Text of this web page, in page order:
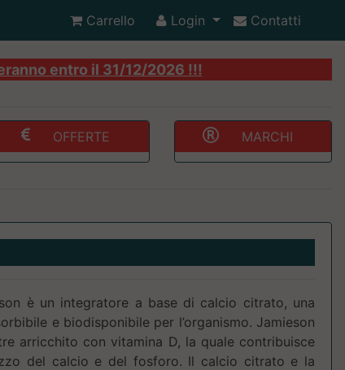
Carrello Login Contatti
entro il 31/12/2026 !!!
OFFERTE MARCHI
è un integratore a base di calcio citrato, una
e biodisponibile per l’organismo. Jamieson
arricchito con vitamina D, la quale contribuisce
del calcio e del fosforo. Il calcio citrato e la